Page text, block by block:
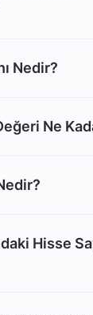
Nedir?
Ne
Hisse